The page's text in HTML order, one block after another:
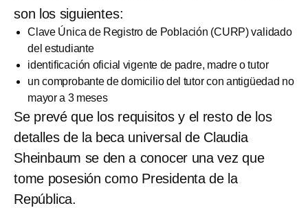
son los siguientes:
Clave Única de Registro de Población (CURP) validado
del estudiante
identificación oficial vigente de padre, madre o tutor
un comprobante de domicilio del tutor con antigüedad no
mayor a 3 meses
Se prevé que los requisitos y el resto de los
detalles de la beca universal de Claudia
Sheinbaum se den a conocer una vez que
tome posesión como Presidenta de la
República.